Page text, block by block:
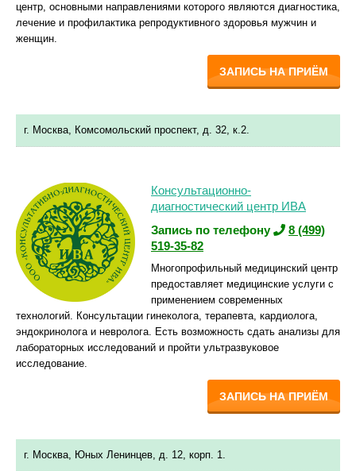
центр, основными направлениями которого являются диагностика,
лечение и профилактика репродуктивного здоровья мужчин и
женщин.
ЗАПИСЬ НА ПРИЁМ
г. Москва, Комсомольский проспект, д. 32, к.2.
Консультационно-
диагностический центр ИВА
Запись по телефону
8 (499)
519-35-82
Многопрофильный медицинский центр
предоставляет медицинские услуги с
применением современных
технологий. Консультации гинеколога, терапевта, кардиолога,
эндокринолога и невролога. Есть возможность сдать анализы для
лабораторных исследований и пройти ультразвуковое
исследование.
ЗАПИСЬ НА ПРИЁМ
г. Москва, Юных Ленинцев, д. 12, корп. 1.